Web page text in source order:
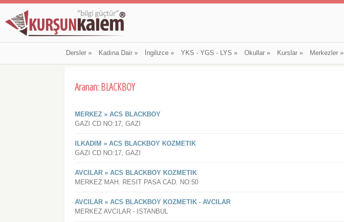
Dersler» Kadına Dair» İngilizce» YKS - YGS - LYS » Okullar» Kurslar» Merkezler»
Aranan: BLACKBOY
MERKEZ » ACS BLACKBOY
GAZI CD NO:17, GAZI
ILKADIM » ACS BLACKBOY KOZMETIK
GAZI CD NO:17, GAZI
AVCILAR » ACS BLACKBOY KOZMETIK
MERKEZ MAH. RESIT PASA CAD. NO:50
AVCILAR » ACS BLACKBOY KOZMETIK - AVCILAR
MERKEZ AVCILAR - ISTANBUL